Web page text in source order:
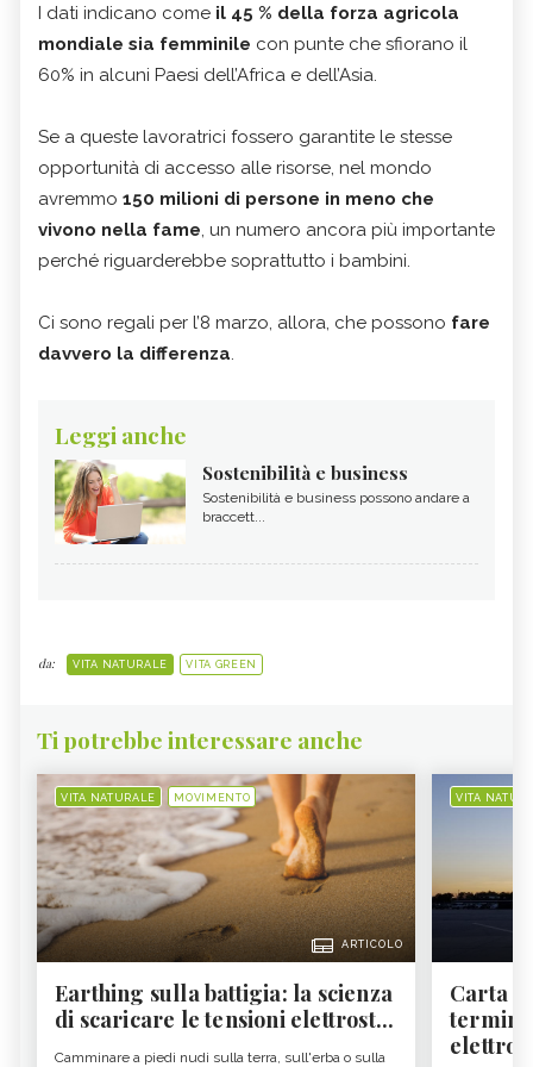
I dati indicano come il 45 % della forza agricola
mondiale sia femminile con punte che sfiorano il
60% in alcuni Paesi dell’Africa e dell’Asia.
Se a queste lavoratrici fossero garantite le stesse
opportunità di accesso alle risorse, nel mondo
avremmo 150 milioni di persone in meno che
vivono nella fame, un numero ancora più importante
perché riguarderebbe soprattutto i bambini.
Ci sono regali per l’8 marzo, allora, che possono fare
davvero la differenza.
Leggi anche
Sostenibilità e business
Sostenibilità e business possono andare a
braccett...
da: VITA NATURALE VITA GREEN
Ti potrebbe interessare anche
VITA NATURALE MOVIMENTO
ARTICOLO
Earthing sulla battigia: la scienza
di scaricare le tensioni elettrost...
Camminare a piedi nudi sulla terra, sull'erba o sulla
VITA
Carta